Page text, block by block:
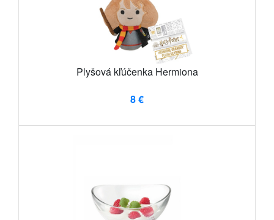
Plyšová kľúčenka Hermiona
8 €